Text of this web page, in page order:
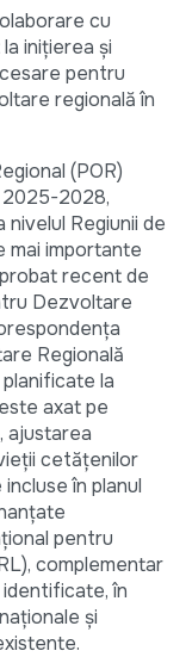
cu
inițierea și
pentru
regională în
(POR)
2025-2028,
Regiunii de
mai importante
recent de
Dezvoltare
Regională
la
axat pe
ajustarea
cetățenilor
în planul
pentru
complementar
în
și